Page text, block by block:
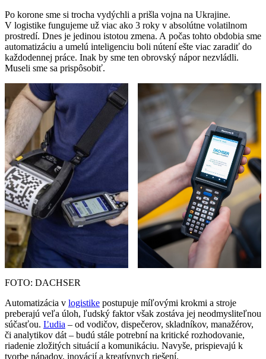
Po korone sme si trocha vydýchli a prišla vojna na Ukrajine.
V logistike fungujeme už viac ako 3 roky v absolútne volatilnom
prostredí. Dnes je jedinou istotou zmena. A počas tohto obdobia sme
automatizáciu a umelú inteligenciu boli nútení ešte viac zaradiť do
každodennej práce. Inak by sme ten obrovský nápor nezvládli.
Museli sme sa prispôsobiť.
FOTO: DACHSER
Automatizácia v logistike postupuje míľovými krokmi a stroje
preberajú veľa úloh, ľudský faktor však zostáva jej neodmysliteľnou
súčasťou. Ľudia – od vodičov, dispečerov, skladníkov, manažérov,
či analytikov dát – budú stále potrební na kritické rozhodovanie,
riadenie zložitých situácií a komunikáciu. Navyše, prispievajú k
tvorbe nápadov, inovácií a kreatívnych riešení.